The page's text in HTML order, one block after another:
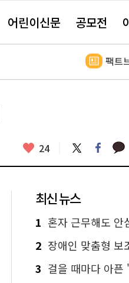
어린이신문 공모전
팩트
좋
요
24 트
위
터
페
이
스
카
카
최신 뉴스
1 혼자 근무해도 안심! '
2 장애인 맞춤형 보조기기 최대
3 걸을 때마다 아픈 '족저근막염